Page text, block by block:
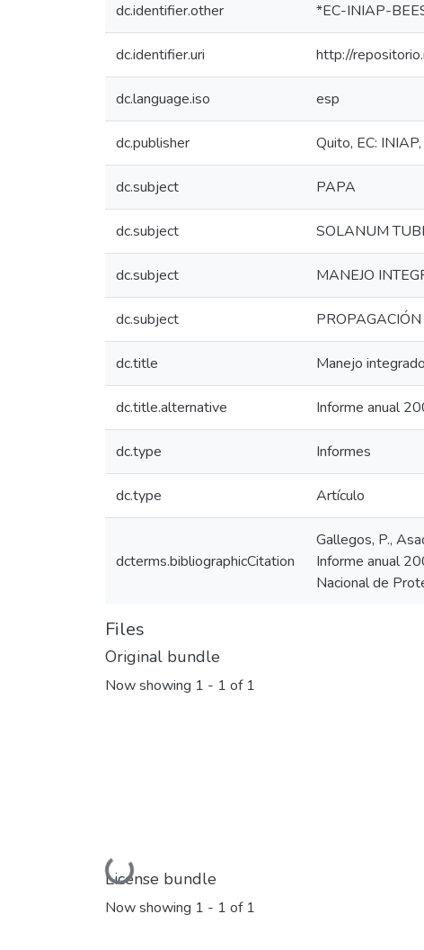
dc.identifier.other *EC-INIAP-
dc.identifier.uri http://
dc.language.iso esp
dc.publisher Quito, EC:
dc.subject PAPA
dc.subject SOLANUM
dc.subject MANEJO
dc.subject
dc.title Manejo
dc.title.alternative Informe anual
dc.type Informes
dc.type Artículo
dcterms.bibliographicCitation
Gallegos, P.,
Informe anual
Nacional de
Files
Original bundle
Now showing 1 - 1 of 1
Loading...
License bundle
Now showing 1 - 1 of 1